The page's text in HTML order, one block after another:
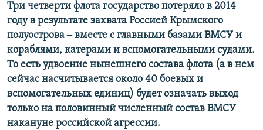
Три четверти флота государство потеряло в 2014
году в результате захвата Россией Крымского
полуострова ‒ вместе с главными базами ВМСУ и
кораблями, катерами и вспомогательными судами.
То есть удвоение нынешнего состава флота (а в нем
сейчас насчитывается около 40 боевых и
вспомогательных единиц) будет означать выход
только на половинный численный состав ВМСУ
накануне российской агрессии.